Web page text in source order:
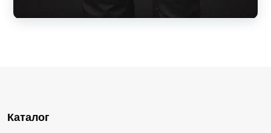
Каталог